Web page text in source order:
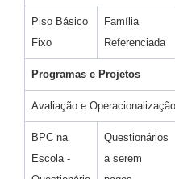
Piso Básico
Fixo
Família
Referenciada
Programas e Projetos
Avaliação e
BPC na
Escola -
Questionários
a serem